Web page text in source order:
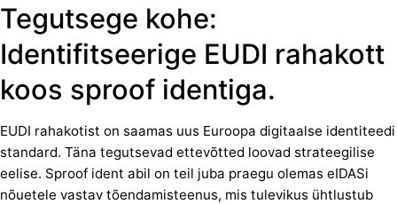
Tegutsege kohe:
Identifitseerige EUDI rahakott
koos sproof identiga.
EUDI rahakotist on saamas uus Euroopa digitaalse identiteedi
standard. Täna tegutsevad ettevõtted loovad strateegilise
eelise. Sproof ident abil on teil juba praegu olemas eIDASi
nõuetele vastav tõendamisteenus, mis tulevikus ühtlustub